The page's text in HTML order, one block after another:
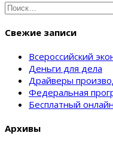
Найти:
Свежие записи
Всероссийский
Деньги для дела
Драйверы
Федеральная
Бесплатный
Архивы